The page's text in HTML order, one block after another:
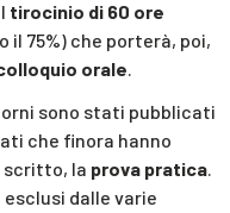
tirocinio di 60 ore
75%) che porterà, poi,
orale
sono stati pubblicati
che finora hanno
scritto, la prova pratica.
dalle varie